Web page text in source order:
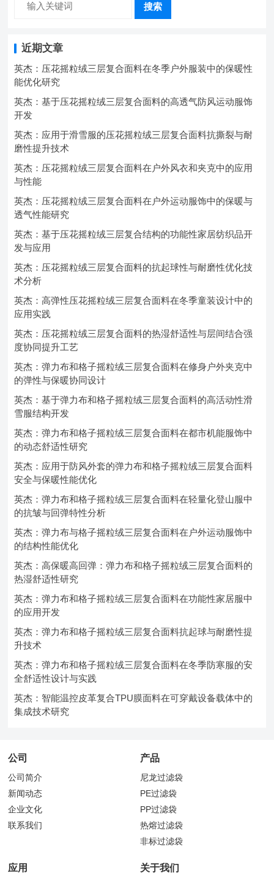
搜索
近期文章
英杰：压花摇粒绒三层复合面料在冬季户外服装中的保暖性
能优化研究
英杰：基于压花摇粒绒三层复合面料的高透气防风运动服饰
开发
英杰：应用于滑雪服的压花摇粒绒三层复合面料抗撕裂与耐
磨性提升技术
英杰：压花摇粒绒三层复合面料在户外风衣和夹克中的应用
与性能
英杰：压花摇粒绒三层复合面料在户外运动服饰中的保暖与
透气性能研究
英杰：基于压花摇粒绒三层复合结构的功能性家居纺织品开
发与应用
英杰：压花摇粒绒三层复合面料的抗起球性与耐磨性优化技
术分析
英杰：高弹性压花摇粒绒三层复合面料在冬季童装设计中的
应用实践
英杰：压花摇粒绒三层复合面料的热湿舒适性与层间结合强
度协同提升工艺
英杰：弹力布和格子摇粒绒三层复合面料在修身户外夹克中
的弹性与保暖协同设计
英杰：基于弹力布和格子摇粒绒三层复合面料的高活动性滑
雪服结构开发
英杰：弹力布和格子摇粒绒三层复合面料在都市机能服饰中
的动态舒适性研究
英杰：应用于防风外套的弹力布和格子摇粒绒三层复合面料
安全与保暖性能优化
英杰：弹力布和格子摇粒绒三层复合面料在轻量化登山服中
的抗皱与回弹特性分析
英杰：弹力布与格子摇粒绒三层复合面料在户外运动服饰中
的结构性能优化
英杰：高保暖高回弹：弹力布和格子摇粒绒三层复合面料的
热湿舒适性研究
英杰：弹力布和格子摇粒绒三层复合面料在功能性家居服中
的应用开发
英杰：弹力布和格子摇粒绒三层复合面料抗起球与耐磨性提
升技术
英杰：弹力布和格子摇粒绒三层复合面料在冬季防寒服的安
全舒适性设计与实践
英杰：智能温控皮革复合TPU膜面料在可穿戴设备载体中的
集成技术研究
公司
公司简介
新闻动态
企业文化
联系我们
产品
尼龙过滤袋
PE过滤袋
PP过滤袋
热熔过滤袋
非标过滤袋
应用 关于我们